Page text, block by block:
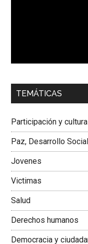
00:00
Dra. Carolina Corcho
Colombiana
TEMÁTICAS
Participación y
Paz, Desarrollo
Jovenes
Victimas
Salud
Derechos humanos
Democracia y